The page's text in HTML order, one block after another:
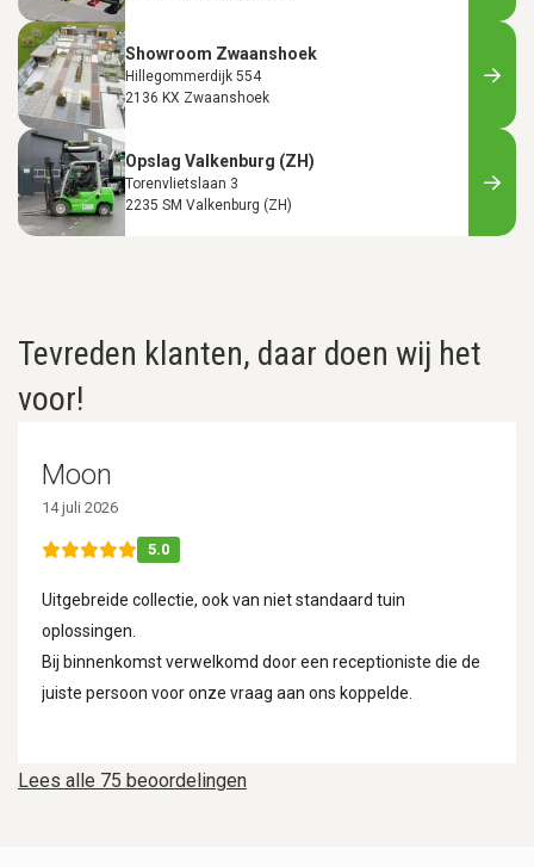
Showroom Zwaanshoek
Hillegommerdijk 554
2136 KX Zwaanshoek
Opslag Valkenburg (ZH)
Torenvlietslaan 3
2235 SM Valkenburg (ZH)
Tevreden klanten, daar doen wij het
voor!
Lees alle 75 beoordelingen
Moon
14 juli 2026
5.0
Uitgebreide collectie, ook van niet standaard tuin
oplossingen.
Bij binnenkomst verwelkomd door een receptioniste die de
juiste persoon voor onze vraag aan ons koppelde.